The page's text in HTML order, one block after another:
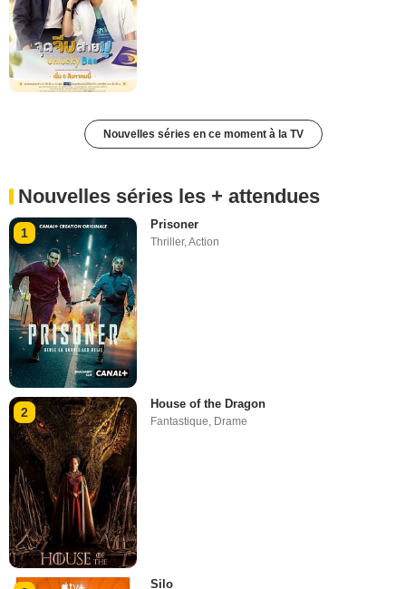
Nouvelles séries en ce moment à la TV
Nouvelles séries les + attendues
1
Prisoner
Thriller,Action
2
House of the Dragon
Fantastique, Drame
Silo